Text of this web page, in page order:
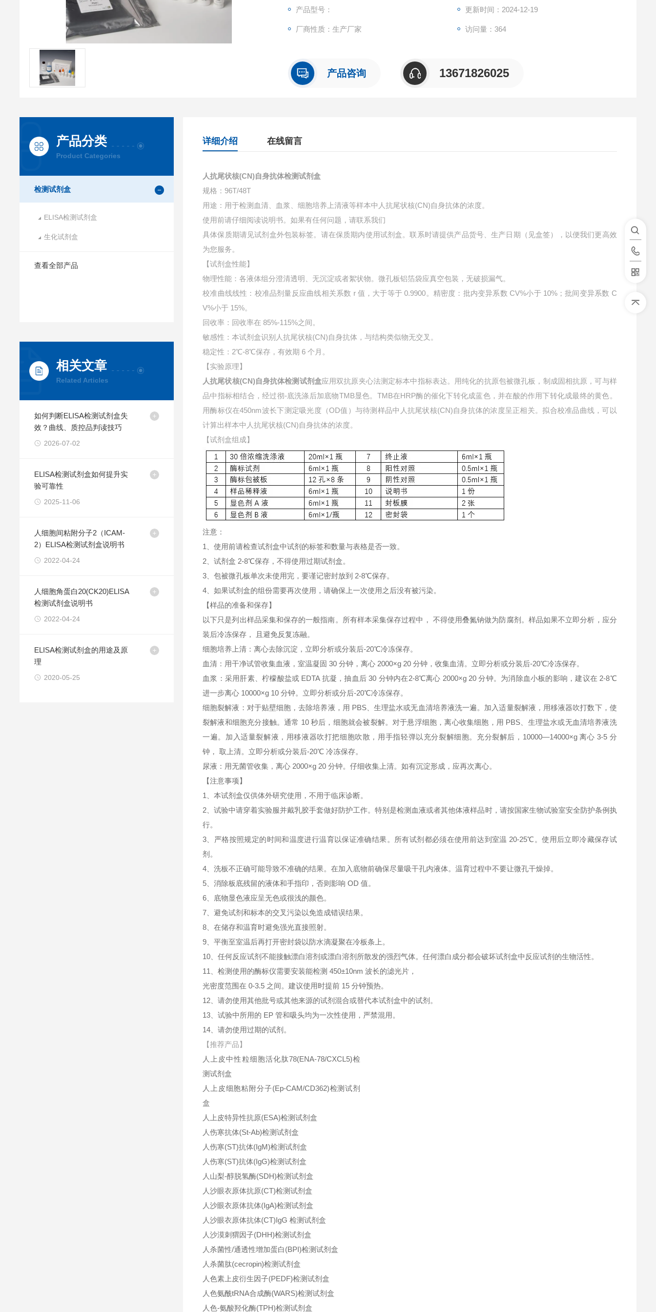
产品型号： 更新时间：2024-12-19
厂商性质：生产厂家 访问量：364
产品咨询 13671826025
产品分类
Product Categories
检测试剂盒
ELISA检测试剂盒
生化试剂盒
查看全部产品
相关文章
Related Articles
如何判断ELISA检测试剂盒失
效？曲线、质控品判读技巧
2026-07-02
ELISA检测试剂盒如何提升实
验可靠性
2025-11-06
人细胞间粘附分子2（ICAM-
2）ELISA检测试剂盒说明书
2022-04-24
人细胞角蛋白20(CK20)ELISA
检测试剂盒说明书
2022-04-24
ELISA检测试剂盒的用途及原
理
2020-05-25
详细介绍 在线留言
人抗尾状核(CN)自身抗体检测试剂盒
规格：96T/48T
用途：用于检测血清、血浆、细胞培养上清液等样本中 人抗尾状核(CN)自身抗体的浓度。
使用前请仔细阅读说明书。如果有任何问题，请联系我们
具体保质期请见试剂盒外包装标签。请在保质期内使用试剂盒。联系时请提供产品货号、生产日期（见盒签），以便我们更高效
为您服务。
【试剂盒性能】
物理性能：各液体组分澄清透明、无沉淀或者絮状物。微孔板铝箔袋应真空包装，无破损漏气。
校准曲线线性：校准品剂量反应曲线相关系数 r 值，大于等于 0.9900。精密度：批内变异系数 CV%小于 10%；批间变异系数 C
V%小于 15%。
回收率：回收率在 85%-115%之间。
敏感性：本试剂盒识别人抗尾状核(CN)自身抗体，与结构类似物无交叉。
稳定性：2℃-8℃保存，有效期 6 个月。
【实验原理】
人抗尾状核(CN)自身抗体检测试剂盒应用双抗原夹心法测定标本中指标表达。用纯化的抗原包被微孔板，制成固相抗原，可与样
品中指标相结合，经过彻-底洗涤后加底物TMB显色。TMB在HRP酶的催化下转化成蓝色，并在酸的作用下转化成最终的黄色。
用酶标仪在450nm波长下测定吸光度（OD值）与待测样品中 人抗尾状核(CN)自身抗体的浓度呈正相关。拟合校准品曲线，可以
计算出样本中 人抗尾状核(CN)自身抗体的浓度。
【试剂盒组成】
注意：
1、使用前请检查试剂盒中试剂的标签和数量与表格是否一致。
2、试剂盒 2-8℃保存，不得使用过期试剂盒。
3、包被微孔板单次未使用完，要谨记密封放到 2-8℃保存。
4、如果试剂盒的组份需要再次使用，请确保上一次使用之后没有被污染。
【样品的准备和保存】
以下只是列出样品采集和保存的一般指南。所有样本采集保存过程中， 不得使用叠氮钠做为防腐剂。样品如果不立即分析，应分
装后冷冻保存， 且避免反复冻融。
细胞培养上清：离心去除沉淀，立即分析或分装后-20℃冷冻保存。
血清：用干净试管收集血液，室温凝固 30 分钟，离心 2000×g 20 分钟，收集血清。立即分析或分装后-20℃冷冻保存。
血浆：采用肝素、柠檬酸盐或 EDTA 抗凝，抽血后 30 分钟内在2-8℃离心 2000×g 20 分钟。为消除血小板的影响，建议在 2-8℃
进一步离心 10000×g 10 分钟。立即分析或分后-20℃冷冻保存。
细胞裂解液：对于贴壁细胞，去除培养液，用 PBS、生理盐水或无血清培养液洗一遍。加入适量裂解液，用移液器吹打数下，使
裂解液和细胞充分接触。通常 10 秒后，细胞就会被裂解。对于悬浮细胞，离心收集细胞，用 PBS、生理盐水或无血清培养液洗
一遍。加入适量裂解液，用移液器吹打把细胞吹散，用手指轻弹以充分裂解细胞。充分裂解后，10000—14000×g 离心 3-5 分
钟， 取上清。立即分析或分装后-20℃ 冷冻保存。
尿液：用无菌管收集，离心 2000×g 20 分钟。仔细收集上清。如有沉淀形成，应再次离心。
【注意事项】
1、本试剂盒仅供体外研究使用，不用于临床诊断。
2、试验中请穿着实验服并戴乳胶手套做好防护工作。特别是检测血液或者其他体液样品时，请按国家生物试验室安全防护条例执
行。
3、严格按照规定的时间和温度进行温育以保证准确结果。所有试剂都必须在使用前达到室温 20-25℃。使用后立即冷藏保存试
剂。
4、洗板不正确可能导致不准确的结果。在加入底物前确保尽量吸干孔内液体。温育过程中不要让微孔干燥掉。
5、消除板底残留的液体和手指印，否则影响 OD 值。
6、底物显色液应呈无色或很浅的颜色。
7、避免试剂和标本的交叉污染以免造成错误结果。
8、在储存和温育时避免强光直接照射。
9、平衡至室温后再打开密封袋以防水滴凝聚在冷板条上。
10、任何反应试剂不能接触漂白溶剂或漂白溶剂所散发的强烈气体。任何漂白成分都会破坏试剂盒中反应试剂的生物活性。
11、检测使用的酶标仪需要安装能检测 450±10nm 波长的滤光片，
光密度范围在 0-3.5 之间。建议使用时提前 15 分钟预热。
12、请勿使用其他批号或其他来源的试剂混合或替代本试剂盒中的试剂。
13、试验中所用的 EP 管和吸头均为一次性使用，严禁混用。
14、请勿使用过期的试剂。
【推荐产品】
人上皮中性粒细胞活化肽78(ENA-78/CXCL5)检
测试剂盒
人上皮细胞粘附分子(Ep-CAM/CD362)检测试剂
盒
人上皮特异性抗原(ESA)检测试剂盒
人伤寒抗体(St-Ab)检测试剂盒
人伤寒(ST)抗体(IgM)检测试剂盒
人伤寒(ST)抗体(IgG)检测试剂盒
人山梨-醇脱氢酶(SDH)检测试剂盒
人沙眼衣原体抗原(CT)检测试剂盒
人沙眼衣原体抗体(IgA)检测试剂盒
人沙眼衣原体抗体(CT)IgG 检测试剂盒
人沙漠刺猬因子(DHH)检测试剂盒
人杀菌性/通透性增加蛋白(BPI)检测试剂盒
人杀菌肽(cecropin)检测试剂盒
人色素上皮衍生因子(PEDF)检测试剂盒
人色氨酰tRNA合成酶(WARS)检测试剂盒
人色-氨酸羟化酶(TPH)检测试剂盒